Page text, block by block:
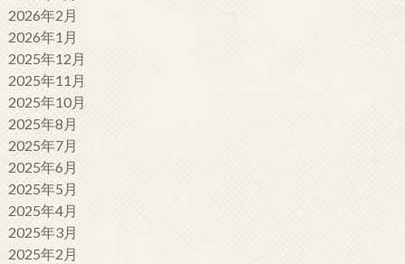
2026年2月
2026年1月
2025年12月
2025年11月
2025年10月
2025年8月
2025年7月
2025年6月
2025年5月
2025年4月
2025年3月
2025年2月